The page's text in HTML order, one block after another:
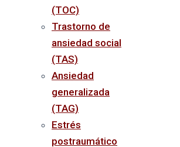
(TOC)
Trastorno de
ansiedad social
(TAS)
Ansiedad
generalizada
(TAG)
Estrés
postraumático